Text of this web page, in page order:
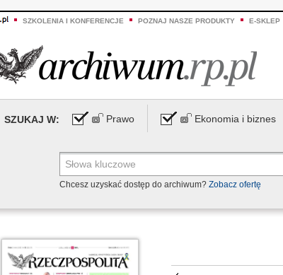
SZKOLENIA I KONFERENCJE POZNAJ NASZE PRODUKTY E-SKLEP
SZUKAJ W: Prawo Ekonomia i biznes
Chcesz uzyskać dostęp do archiwum? Zobacz ofertę